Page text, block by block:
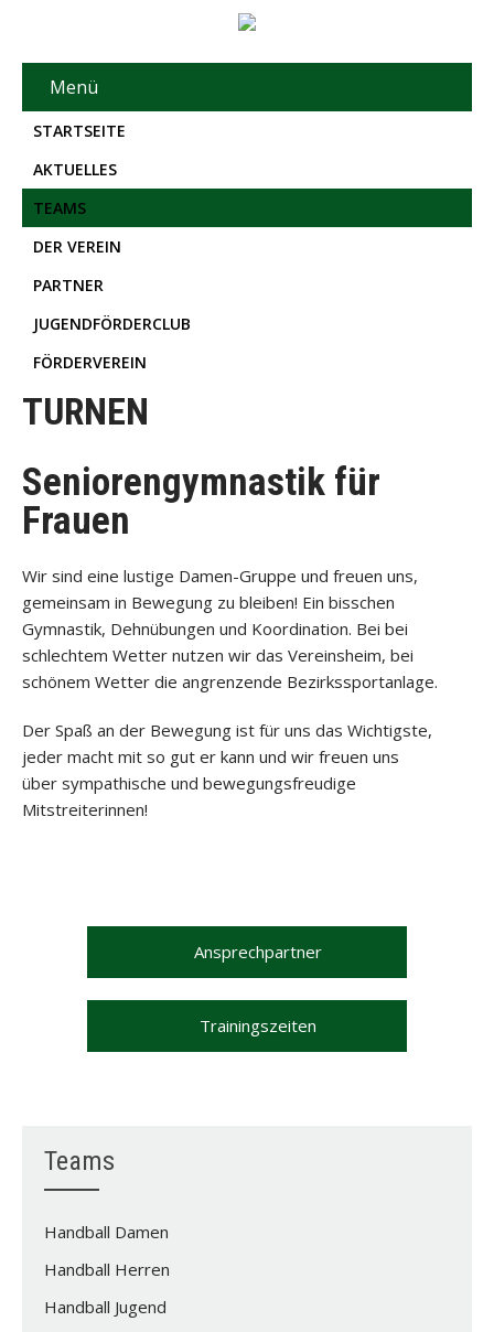
Menü
STARTSEITE
AKTUELLES
TEAMS
DER VEREIN
PARTNER
JUGENDFÖRDERCLUB
FÖRDERVEREIN
TURNEN
Seniorengymnastik für
Frauen
Wir sind eine lustige Damen-Gruppe und freuen uns,
gemeinsam in Bewegung zu bleiben! Ein bisschen
Gymnastik, Dehnübungen und Koordination. Bei bei
schlechtem Wetter nutzen wir das Vereinsheim, bei
schönem Wetter die angrenzende Bezirkssportanlage.
Der Spaß an der Bewegung ist für uns das Wichtigste,
jeder macht mit so gut er kann und wir freuen uns
über sympathische und bewegungsfreudige
Mitstreiterinnen!
Ansprechpartner
Trainingszeiten
Teams
Handball Damen
Handball Herren
Handball Jugend